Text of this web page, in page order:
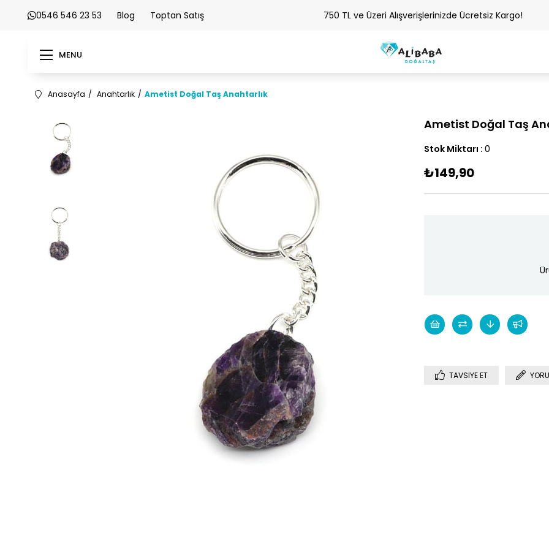
0546 546 23 53 Blog Toptan Satış 750 TL ve Üzeri Alışverişlerinizde Ücretsiz Kargo!
MENU
Anasayfa Anahtarlık Ametist Doğal Taş Anahtarlık
Ametist Doğal Taş
Stok Miktarı : 0
₺149,90
TAVSIYE ET